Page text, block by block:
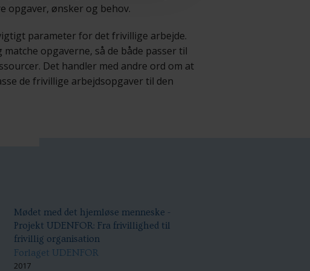
opgaver, ønsker og behov.
parameter for det frivillige arbejde.
opgaverne, så de både passer til
Det handler med andre ord om at
de frivillige arbejdsopgaver til den
Mødet med det hjemløse menneske -
Projekt UDENFOR: Fra frivillighed til
frivillig organisation
Forlaget UDENFOR
2017